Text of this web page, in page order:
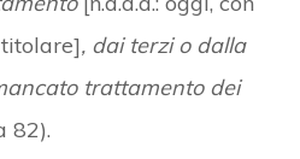
titolare], dai terzi o dalla
trattamento dei
82).